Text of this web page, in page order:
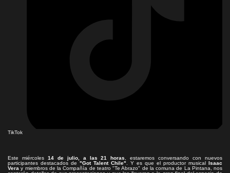
TikTok
Este miércoles 14 de julio, a las 21 horas
, estaremos conversando con nuevos
participantes destacados de "Got Talent Chile" . Y es que el productor musical Isaac
Vera y miembros de la Compañía de teatro "Te Abrazo" de la comuna de La Pintana, nos